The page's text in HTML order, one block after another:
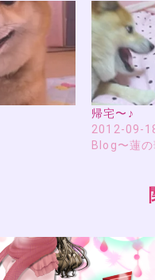
帰宅〜♪
2012-09-
Blog〜蓮の